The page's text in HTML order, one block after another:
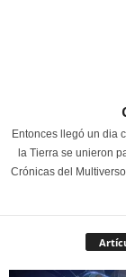
Entonces llegó un dia
la Tierra se unieron
Crónicas del